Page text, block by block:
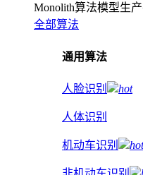
Monolith算法模型生
全部算法
通用算法
人脸识别 hot
人体识别
机动车识别 hot